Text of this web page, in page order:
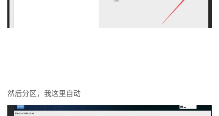
然后分区，我这里自动